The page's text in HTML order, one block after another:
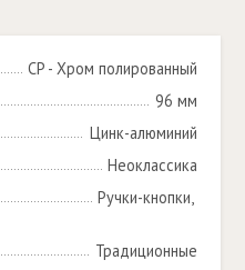
CP - Хром полированный
96 мм
Цинк-алюминий
Неоклассика
Ручки-кнопки,
Традиционные